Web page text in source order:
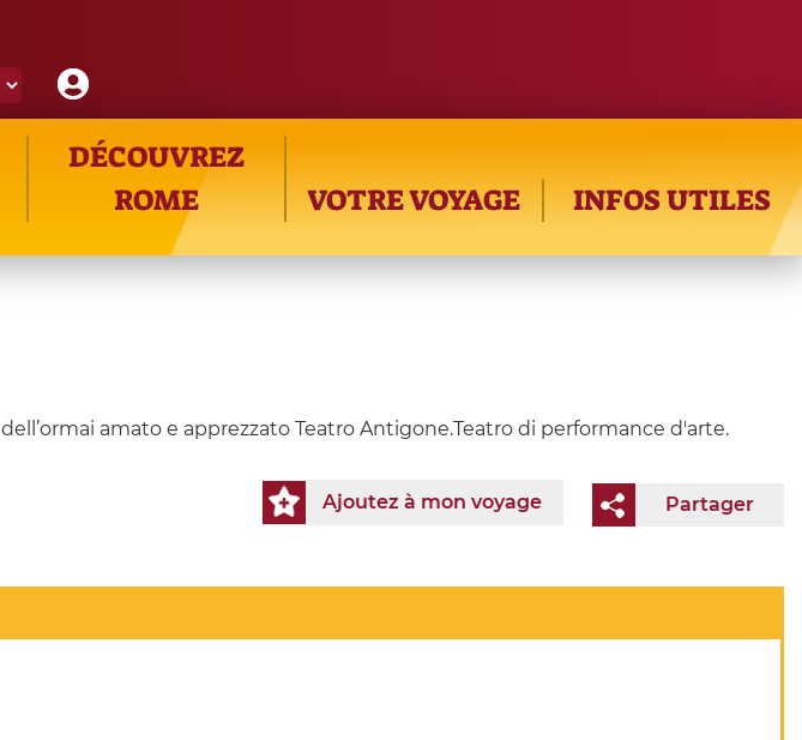
DÉCOUVREZ
ROME
VOTRE VOYAGE INFOS UTILES
dell’ormai amato e apprezzato Teatro Antigone.Teatro di performance d'arte.
Partager
Ajoutez à mon voyage